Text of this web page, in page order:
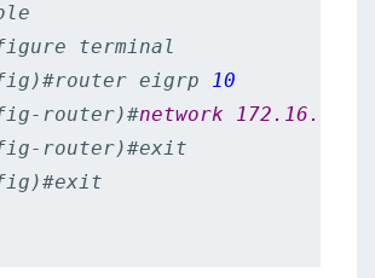
terminal
eigrp 10
router)#network 172.16.0.0
router)#exit